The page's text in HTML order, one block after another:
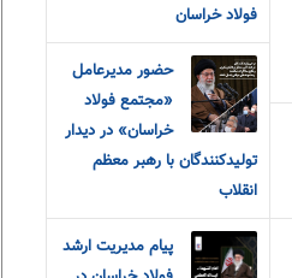
فولاد خراسان
حضور مدیرعامل
«مجتمع فولاد
خراسان» در دیدار
تولیدکنندگان با رهبر معظم
انقلاب
پیام مدیریت ارشد